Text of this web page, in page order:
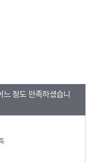
정도 만족하셨습니